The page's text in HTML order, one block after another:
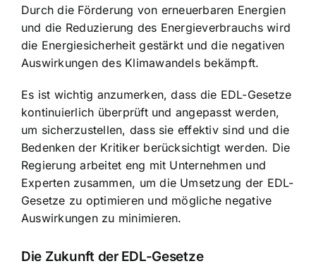
Durch die Förderung von erneuerbaren Energien
und die Reduzierung des Energieverbrauchs wird
die Energiesicherheit gestärkt und die negativen
Auswirkungen des Klimawandels bekämpft.
Es ist wichtig anzumerken, dass die EDL-Gesetze
kontinuierlich überprüft und angepasst werden,
um sicherzustellen, dass sie effektiv sind und die
Bedenken der Kritiker berücksichtigt werden. Die
Regierung arbeitet eng mit Unternehmen und
Experten zusammen, um die Umsetzung der EDL-
Gesetze zu optimieren und mögliche negative
Auswirkungen zu minimieren.
Die Zukunft der EDL-Gesetze